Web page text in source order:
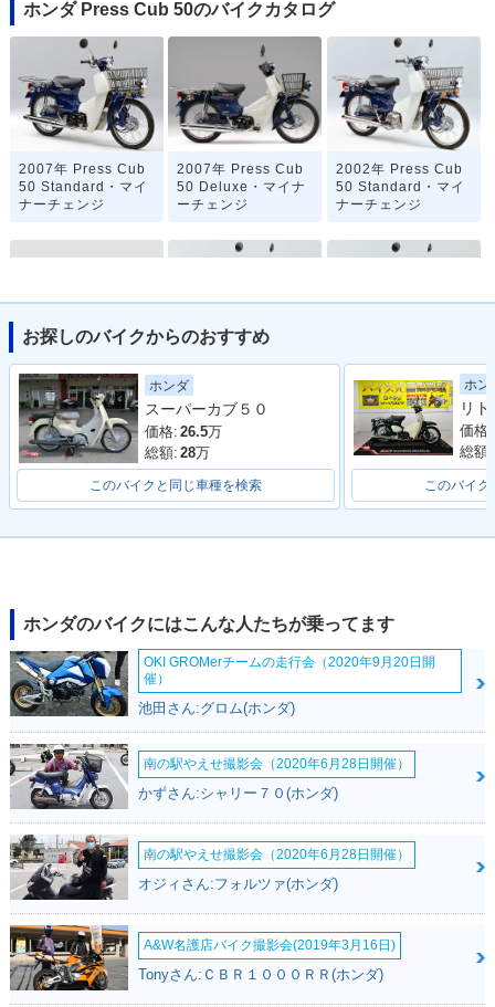
ホンダ Press Cub 50のバイクカタログ
2007年 Press Cub
50 Standard・マイ
ナーチェンジ
2007年 Press Cub
50 Deluxe・マイナ
ーチェンジ
2002年 Press Cub
50 Standard・マイ
ナーチェンジ
2002年 Press Cub
50 Deluxe・マイナ
ーチェンジ
1999年 Press Cub
50 Standard・マイ
ナーチェンジ
1999年 Press Cub
50 Deluxe・マイナ
ーチェンジ
ナーチェンジ
ーチェンジ
ナーチェンジ
1996年 Press Cub
50 Deluxe・マイナ
1995年 Press Cub
50 Standard・マイ
1995年 Press Cub
50 Deluxe・マイナ
1993年 Press Cub
50 Standard・マイ
1993年 Press Cub
50 Deluxe・マイナ
1991年 Press Cub
50 Standard・マイ
お探しのバイクからのおすすめ
ホンダ
スーパーカブ５０
価格: 26.5万
総額: 28万
このバイクと同じ車種を検索
ホン
価格:
総額:
このバイク
ホンダのバイクにはこんな人たちが乗ってます
OKI GROMerチームの走行会（2020年9月20日開
催）
池田さん:グロム(ホンダ)
南の駅やえせ撮影会（2020年6月28日開催）
かずさん:シャリー７０(ホンダ)
南の駅やえせ撮影会（2020年6月28日開催）
オジィさん:フォルツァ(ホンダ)
A&W名護店バイク撮影会(2019年3月16日)
Tonyさん:ＣＢＲ１０００ＲＲ(ホンダ)